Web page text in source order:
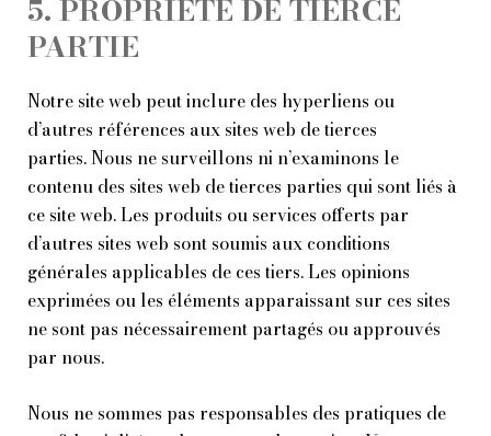
5. PROPRIÉTÉ DE TIERCE
PARTIE
Notre site web peut inclure des hyperliens ou
d’autres références aux sites web de tierces
parties. Nous ne surveillons ni n’examinons le
contenu des sites web de tierces parties qui sont liés à
ce site web. Les produits ou services offerts par
d’autres sites web sont soumis aux conditions
générales applicables de ces tiers. Les opinions
exprimées ou les éléments apparaissant sur ces sites
ne sont pas nécessairement partagés ou approuvés
par nous.
Nous ne sommes pas responsables des pratiques de